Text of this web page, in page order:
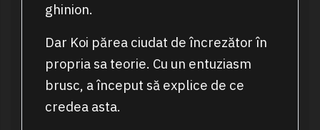
ghinion.
Dar Koi părea ciudat de încrezător în
propria sa teorie. Cu un entuziasm
brusc, a început să explice de ce
credea asta.